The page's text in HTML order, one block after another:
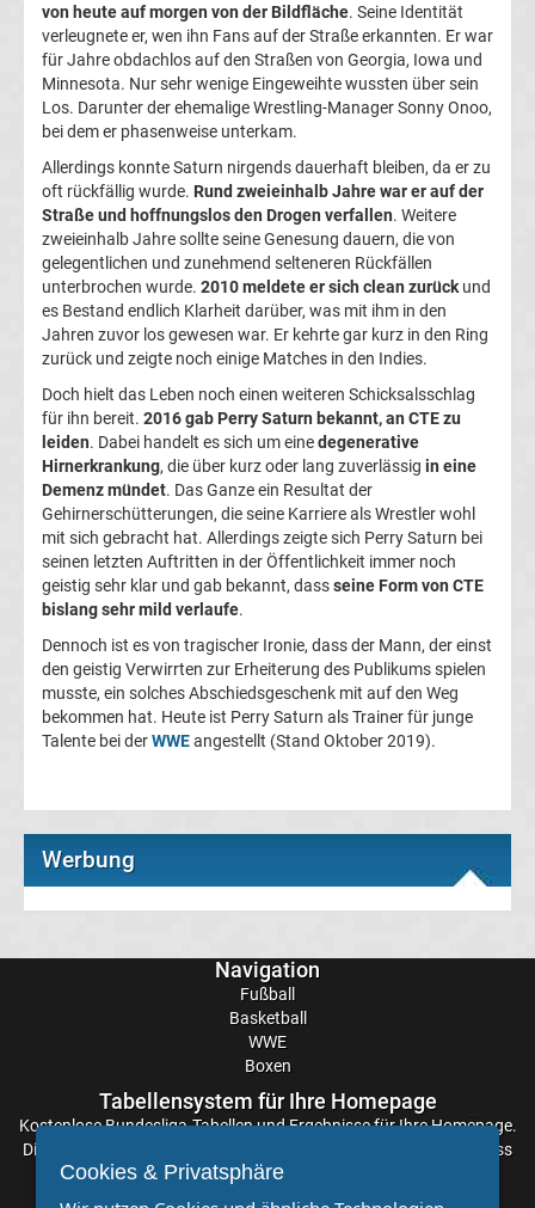
Liga
Serie
Türk.
Süper
Lig
Internat.
Fußball
UEFA
Youth
League
Fußball
WM
Fußball
EM
Transferticker
von heute auf morgen von der Bildfläche. Seine Identität
verleugnete er, wen ihn Fans auf der Straße erkannten. Er war
für Jahre obdachlos auf den Straßen von Georgia, Iowa und
Minnesota. Nur sehr wenige Eingeweihte wussten über sein
Los. Darunter der ehemalige Wrestling-Manager Sonny Onoo,
bei dem er phasenweise unterkam.
Allerdings konnte Saturn nirgends dauerhaft bleiben, da er zu
oft rückfällig wurde. Rund zweieinhalb Jahre war er auf der
Straße und hoffnungslos den Drogen verfallen. Weitere
zweieinhalb Jahre sollte seine Genesung dauern, die von
gelegentlichen und zunehmend selteneren Rückfällen
unterbrochen wurde. 2010 meldete er sich clean zurück und
es Bestand endlich Klarheit darüber, was mit ihm in den
Jahren zuvor los gewesen war. Er kehrte gar kurz in den Ring
zurück und zeigte noch einige Matches in den Indies.
Doch hielt das Leben noch einen weiteren Schicksalsschlag
für ihn bereit. 2016 gab Perry Saturn bekannt, an CTE zu
leiden. Dabei handelt es sich um einedegenerative
Hirnerkrankung, die über kurz oder lang zuverlässig in eine
Demenz mündet. Das Ganze ein Resultat der
Gehirnerschütterungen, die seine Karriere als Wrestler wohl
mit sich gebracht hat. Allerdings zeigte sich Perry Saturn bei
seinen letzten Auftritten in der Öffentlichkeit immer noch
geistig sehr klar und gab bekannt, dassseine Form von CTE
bislang sehr mild verlaufe.
Dennoch ist es von tragischer Ironie, dass der Mann, der einst
den geistig Verwirrten zur Erheiterung des Publikums spielen
musste, ein solches Abschiedsgeschenk mit auf den Weg
bekommen hat. Heute ist Perry Saturn als Trainer für junge
Talente bei derWWEangestellt (Stand Oktober 2019).
Werbung
Navigation
Fußball
Basketball
WWE
Boxen
Tabellensystem für Ihre Homepage
KostenloseBundesliga-Tabellenund Ergebnisse für Ihre Homepage.
Die Aktualisierung der Ergebnisse erfolgt alle paar Minuten, sodass
Sie stets auf dem Laufenden sind. Einfache und schnelle
Cookies & Privatsphäre